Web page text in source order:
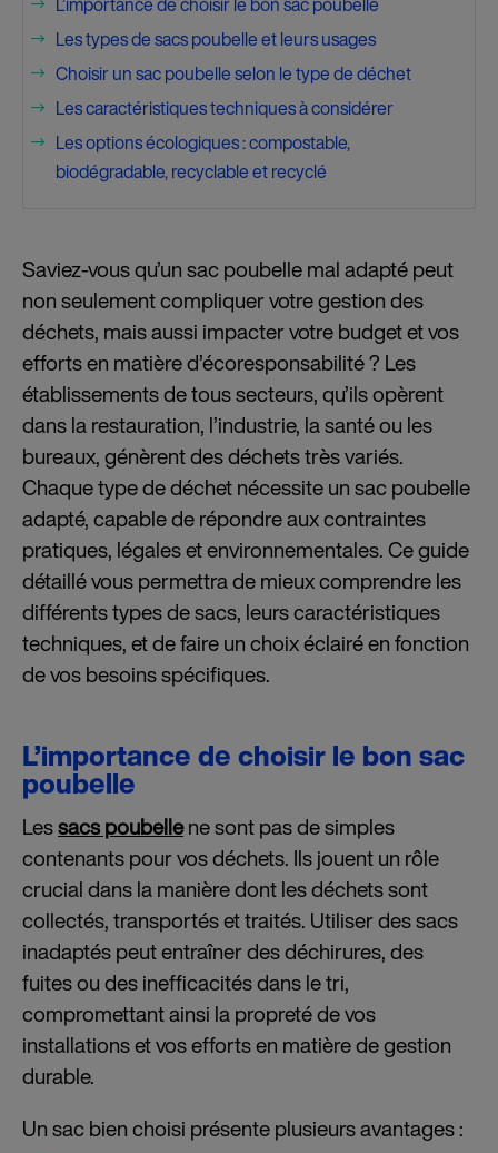
$
$ Les types de sacs poubelle et leurs usages
$ Choisir un sac poubelle selon le type de déchet
$ Les caractéristiques techniques à considérer
$
Les options écologiques : compostable,
biodégradable, recyclable et recyclé
Saviez-vous qu’un sac poubelle mal adapté peut
non seulement compliquer votre gestion des
déchets, mais aussi impacter votre budget et vos
efforts en matière d’écoresponsabilité ? Les
établissements de tous secteurs, qu’ils opèrent
dans la restauration, l’industrie, la santé ou les
bureaux, génèrent des déchets très variés.
Chaque type de déchet nécessite un sac poubelle
adapté, capable de répondre aux contraintes
pratiques, légales et environnementales. Ce guide
détaillé vous permettra de mieux comprendre les
différents types de sacs, leurs caractéristiques
techniques, et de faire un choix éclairé en fonction
de vos besoins spécifiques.
L’importance de choisir le bon sac
poubelle
Lessacs poubellene sont pas de simples
contenants pour vos déchets. Ils jouent un rôle
crucial dans la manière dont les déchets sont
collectés, transportés et traités. Utiliser des sacs
inadaptés peut entraîner des déchirures, des
fuites ou des inefficacités dans le tri,
compromettant ainsi la propreté de vos
installations et vos efforts en matière de gestion
durable.
Un sac bien choisi présente plusieurs avantages :